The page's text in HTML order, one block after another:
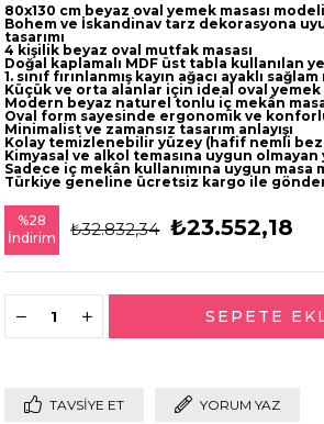
80x130 cm beyaz oval yemek masası modeli
Bohem ve İskandinav tarz dekorasyona
tasarımı
4 kişilik beyaz oval mutfak masası
Doğal kaplamalı MDF üst tabla kullanılan
1. sınıf fırınlanmış kayın ağacı ayaklı sağlam
Küçük ve orta alanlar için ideal oval yemek
Modern beyaz naturel tonlu iç mekân
Oval form sayesinde ergonomik ve
Minimalist ve zamansız tasarım anlayışı
Kolay temizlenebilir yüzey (hafif nemli bez
Kimyasal ve alkol temasına uygun olmayan
Sadece iç mekân kullanımına uygun masa
Türkiye geneline ücretsiz kargo ile
%28
İndirim
₺32.832,34 ₺23.552,18
TAVSIYE ET YORUM YAZ